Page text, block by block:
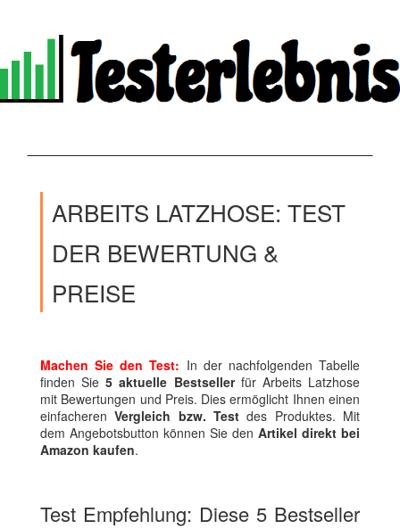
ARBEITS LATZHOSE: TEST
DER BEWERTUNG &
PREISE
Machen Sie den Test: In der nachfolgenden Tabelle
finden Sie 5 aktuelle Bestsellerfür Arbeits Latzhose
mit Bewertungen und Preis. Dies ermöglicht Ihnen einen
einfacherenVergleich bzw. Test des Produktes. Mit
dem Angebotsbutton können Sie den Artikel direkt bei
Amazon kaufen.
Test Empfehlung: Diese 5 Bestseller